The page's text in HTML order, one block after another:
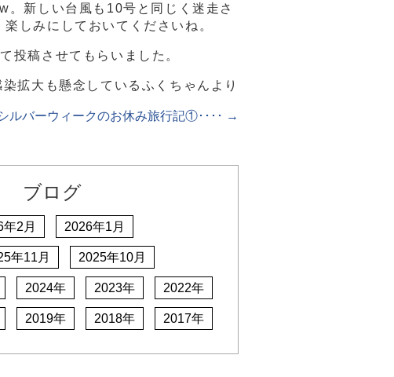
。新しい台風も10号と同じく迷走さ
しみにしておいてくださいね。
投稿させてもらいました。
拡大も懸念しているふくちゃんより
ルバーウィークのお休み旅行記①････ →
ブログ
年2月 2026年1月
年11月 2025年10月
2024年 2023年 2022年
2019年 2018年 2017年